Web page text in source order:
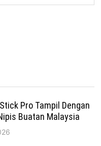
Pro Tampil Dengan
Buatan Malaysia